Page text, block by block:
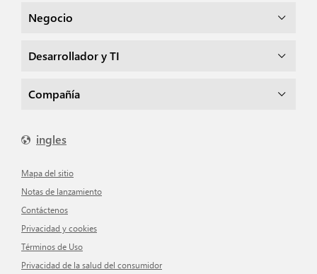
Negocio
Desarrollador y TI
Compañía
ingles
mapa del sitio
Notas de lanzamiento
Contáctenos
Privacidad y cookies
Términos de Uso
Privacidad de la salud del consumidor